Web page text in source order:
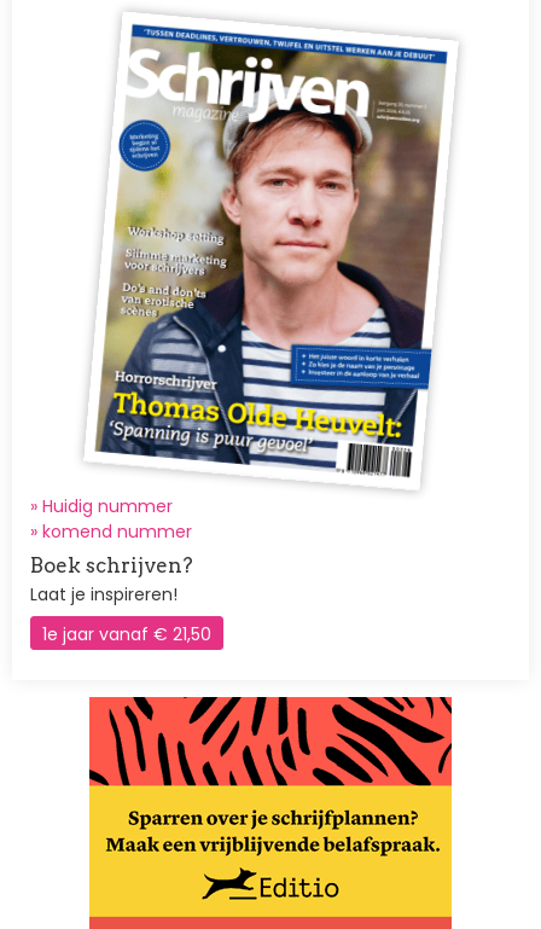
Afbeelding
» Huidig nummer
» komend nummer
Boek schrijven?
Laat je inspireren!
1e jaar vanaf € 21,50